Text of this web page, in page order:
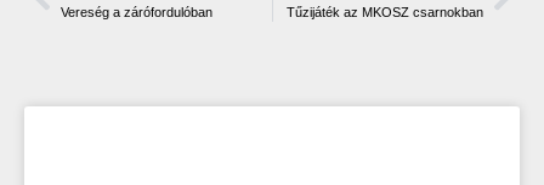
Vereség a zárófordulóban Tűzijáték az MKOSZ csarnokban